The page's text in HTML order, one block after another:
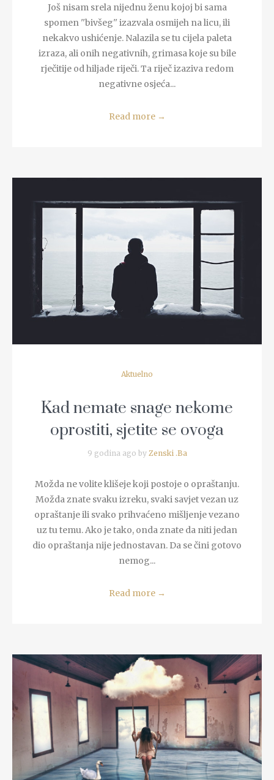
Još nisam srela nijednu ženu kojoj bi sama
spomen ''bivšeg'' izazvala osmijeh na licu, ili
nekakvo ushićenje. Nalazila se tu cijela paleta
izraza, ali onih negativnih, grimasa koje su bile
rječitije od hiljade riječi. Ta riječ izaziva redom
negativne osjeća...
Read more →
READ MORE
Aktuelno
Kad nemate snage nekome
oprostiti, sjetite se ovoga
9 godina ago by Zenski .Ba
Možda ne volite klišeje koji postoje o opraštanju.
Možda znate svaku izreku, svaki savjet vezan uz
opraštanje ili svako prihvaćeno mišljenje vezano
uz tu temu. Ako je tako, onda znate da niti jedan
dio opraštanja nije jednostavan. Da se čini gotovo
nemog...
Read more →
READ MORE